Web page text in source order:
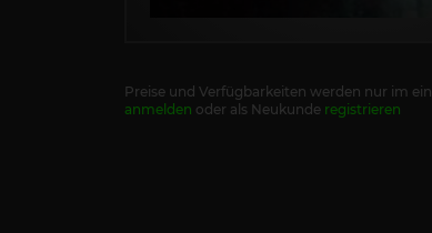
Preise und Verfügbarkeiten werden nur im
anmelden oder als Neukunde registrieren